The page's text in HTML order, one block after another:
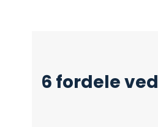
6 fordele